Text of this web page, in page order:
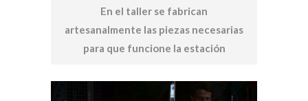
En el taller se fabrican
artesanalmente las piezas necesarias
para que funcione la estación